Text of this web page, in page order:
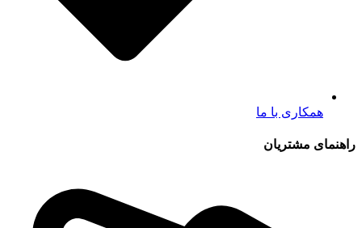
همکاری با ما
راهنمای مشتریان